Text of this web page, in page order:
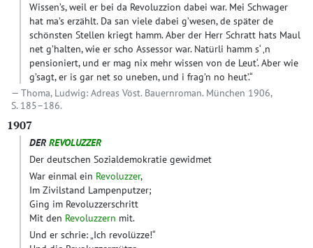
Wissen’s, weil er bei da Revoluzzion dabei war. Mei Schwager
hat ma’s erzählt. Da san viele dabei g’wesen, de später de
schönsten Stellen kriegt hamm. Aber der Herr Schratt hats Maul
net g’halten, wie er scho Assessor war. Natürli hamm s‘ ‚n
pensioniert, und er mag nix mehr wissen von de Leut‘. Aber wie
g’sagt, er is gar net so uneben, und i frag’n no heut’.“
Thoma, Ludwig: Adreas Vöst. Bauernroman. München 1906,
S. 185–186.
1907
DER REVOLUZZER
Der deutschen Sozialdemokratie gewidmet
War einmal ein Revoluzzer,
Im Zivilstand Lampenputzer;
Ging im Revoluzzerschritt
Mit den Revoluzzern mit.
Und er schrie: „Ich revolüzze!“